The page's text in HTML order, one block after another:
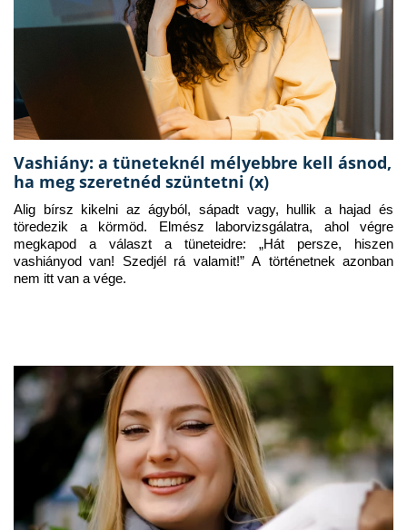
Vashiány: a tüneteknél mélyebbre kell ásnod,
ha meg szeretnéd szüntetni (x)
Alig bírsz kikelni az ágyból, sápadt vagy, hullik a hajad és
töredezik a körmöd. Elmész laborvizsgálatra, ahol végre
megkapod a választ a tüneteidre: „Hát persze, hiszen
vashiányod van! Szedjél rá valamit!” A történetnek azonban
nem itt van a vége.